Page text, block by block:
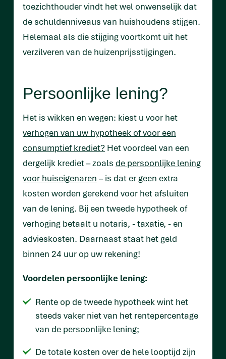
toezichthouder vindt het wel onwenselijk dat
de schuldenniveaus van huishoudens stijgen.
Helemaal als die stijging voortkomt uit het
verzilveren van de huizenprijsstijgingen.
Persoonlijke lening?
Het is wikken en wegen: kiest u voor het
verhogen van uw hypotheek of voor een
consumptief krediet? Het voordeel van een
dergelijk krediet – zoals de persoonlijke lening
voor huiseigenaren – is dat er geen extra
kosten worden gerekend voor het afsluiten
van de lening. Bij een tweede hypotheek of
verhoging betaalt u notaris, - taxatie, - en
advieskosten. Daarnaast staat het geld
binnen 24 uur op uw rekening!
Voordelen persoonlijke lening:
Rente op de tweede hypotheek wint het
steeds vaker niet van het rentepercentage
van de persoonlijke lening;
De totale kosten over de hele looptijd zijn